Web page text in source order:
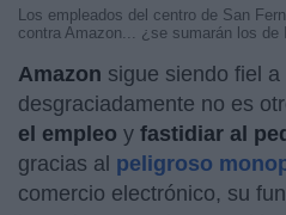
Los empleados del centro de San
contra Amazon... ¿se sumarán los de
Amazon sigue siendo fiel
desgraciadamente no es
el empleo y fastidiar al
gracias al peligroso
comercio electrónico, su